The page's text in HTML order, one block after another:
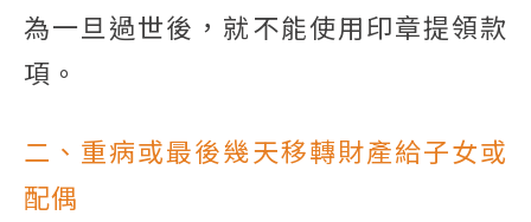
為一旦過世後，就不能使用印章提領款
項。
二、重病或最後幾天移轉財產給子女或
配偶